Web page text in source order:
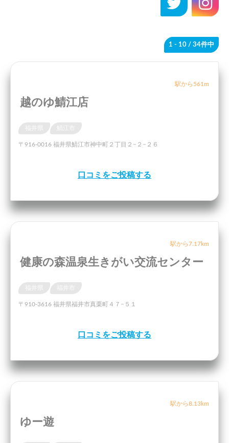
1 - 10 / 34件中
駅から561m
越のゆ鯖江店
〒916-0016 福井県鯖江市神中町２丁目２−２−２６
口コミをご投稿する
駅から7.17km
健康の森温泉生きがい交流センター
〒910-3616 福井県福井市真栗町４７−５１
口コミをご投稿する
駅から8.13km
ゆー遊